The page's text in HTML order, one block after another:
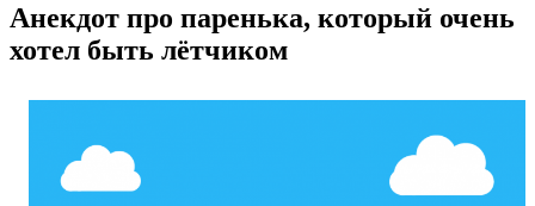
Анекдот про паренька, который очень
хотел быть лётчиком